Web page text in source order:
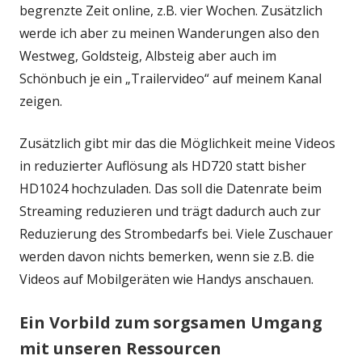
begrenzte Zeit online, z.B. vier Wochen. Zusätzlich
werde ich aber zu meinen Wanderungen also den
Westweg, Goldsteig, Albsteig aber auch im
Schönbuch je ein „Trailervideo“ auf meinem Kanal
zeigen.
Zusätzlich gibt mir das die Möglichkeit meine Videos
in reduzierter Auflösung als HD720 statt bisher
HD1024 hochzuladen. Das soll die Datenrate beim
Streaming reduzieren und trägt dadurch auch zur
Reduzierung des Strombedarfs bei. Viele Zuschauer
werden davon nichts bemerken, wenn sie z.B. die
Videos auf Mobilgeräten wie Handys anschauen.
Ein Vorbild zum sorgsamen Umgang
mit unseren Ressourcen